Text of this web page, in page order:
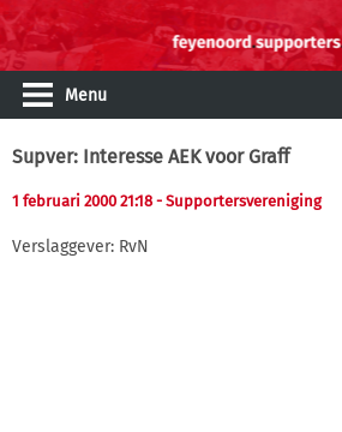
Menu
Supver: Interesse AEK voor Graff
1 februari 2000 21:18 - Supportersvereniging
Verslaggever: RvN